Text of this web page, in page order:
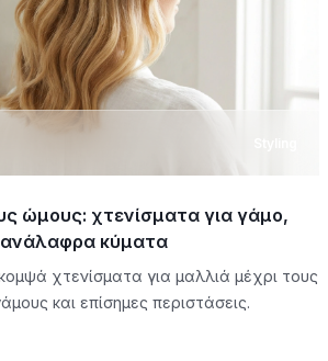
ώμους: χτενίσματα για γάμο,
ανάλαφρα κύματα
χτενίσματα για μαλλιά μέχρι τους
και επίσημες περιστάσεις.